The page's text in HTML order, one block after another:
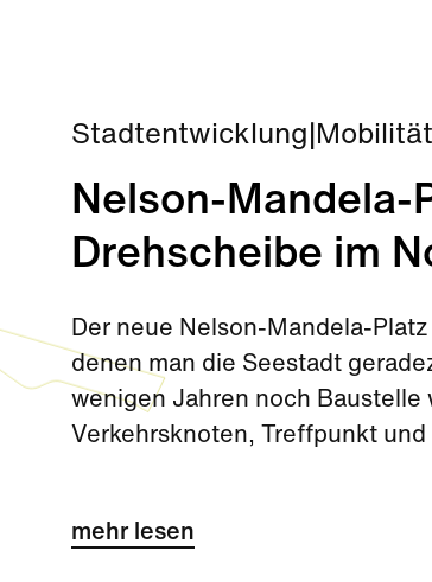
Stadtentwicklung Mobilität
Nelson-
Drehscheibe im
Der neue Nelson-Mandela-
denen man die Seestadt
wenigen Jahren noch Baustelle
Verkehrsknoten, Treffpunkt
mehr lesen